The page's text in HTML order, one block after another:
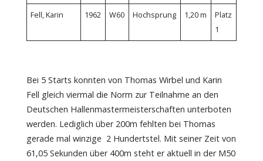
Fell, Karin 1962 W60 Hochsprung 1,20 m
Platz
1
Bei 5 Starts konnten von Thomas Wirbel und Karin
Fell gleich viermal die Norm zur Teilnahme an den
Deutschen Hallenmastermeisterschaften unterboten
werden. Lediglich über 200m fehlten bei Thomas
gerade mal winzige 2 Hundertstel. Mit seiner Zeit von
61,05 Sekunden über 400m steht er aktuell in der M50